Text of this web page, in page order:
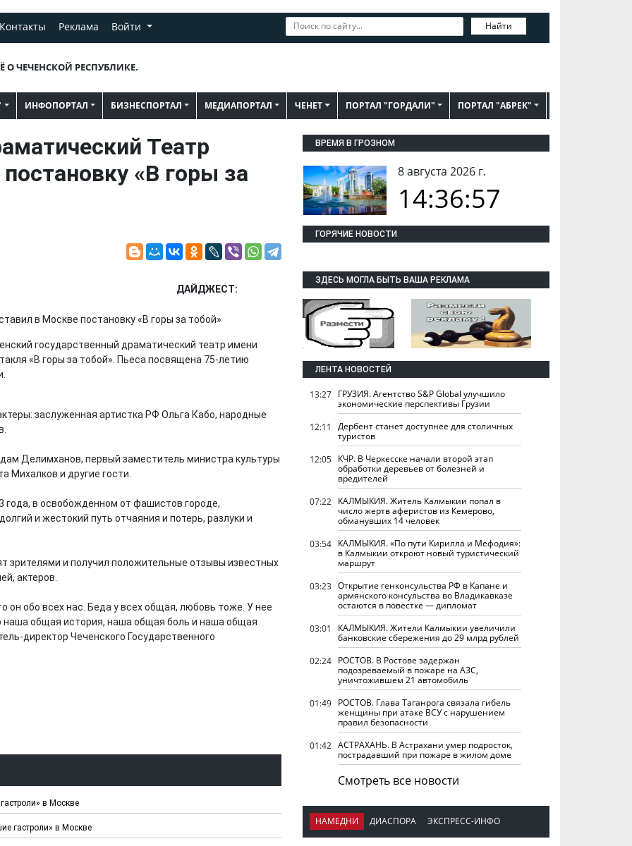
Контакты Реклама Войти Найти
О ЧЕЧЕНСКОЙ РЕСПУБЛИКЕ.
ИНФОПОРТАЛ БИЗНЕСПОРТАЛ МЕДИАПОРТАЛ ЧЕНЕТ ПОРТАЛ "ГОРДАЛИ" ПОРТАЛ "АБРЕК"
Театр
«В горы за
ДАЙДЖЕСТ:
государственный драматический театр имени
«В горы за тобой». Пьеса посвящена 75-летию
заслуженная артистка РФ Ольга Кабо, народные
Делимханов, первый заместитель министра культуры
Михалков и другие гости.
года, в освобожденном от фашистов городе,
и жестокий путь отчаяния и потерь, разлуки и
зрителями и получил положительные отзывы известных
актеров.
он обо всех нас. Беда у всех общая, любовь тоже. У нее
наша общая история, наша общая боль и наша общая
директор Чеченского Государственного
в Москве
гастроли» в Москве
ВРЕМЯ В ГРОЗНОМ
8 августа 2026 г.
14:36:58
ГОРЯЧИЕ НОВОСТИ
ЗДЕСЬ МОГЛА БЫТЬ ВАША РЕКЛАМА
ЛЕНТА НОВОСТЕЙ
13:27 ГРУЗИЯ. Агентство S&P Global улучшило
экономические перспективы Грузии
12:11
Дербент станет доступнее для столичных
туристов
12:05 КЧР. В Черкесске начали второй этап
обработки деревьев от болезней и
вредителей
07:22 КАЛМЫКИЯ. Житель Калмыкии попал в
число жертв аферистов из Кемерово,
обманувших 14 человек
03:54 КАЛМЫКИЯ. «По пути Кирилла и Мефодия»:
в Калмыкии откроют новый туристический
маршрут
03:23 Открытие генконсульства РФ в Капане и
армянского консульства во Владикавказе
остаются в повестке — дипломат
03:01
КАЛМЫКИЯ. Жители Калмыкии увеличили
банковские сбережения до 29 млрд рублей
02:24 РОСТОВ. В Ростове задержан
подозреваемый в пожаре на АЗС,
уничтожившем 21 автомобиль
01:49 РОСТОВ. Глава Таганрога связала гибель
женщины при атаке ВСУ с нарушением
правил безопасности
01:42 АСТРАХАНЬ. В Астрахани умер подросток,
пострадавший при пожаре в жилом доме
Смотреть все новости
НАМЕДНИ ДИАСПОРА ЭКСПРЕСС-ИНФО